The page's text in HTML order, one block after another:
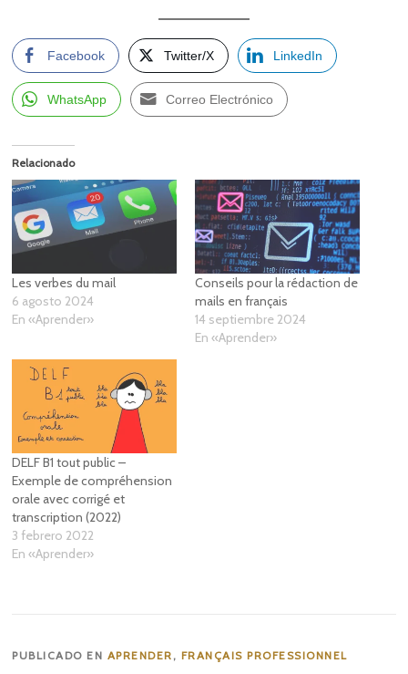
Facebook Twitter/X LinkedIn
WhatsApp Correo Electrónico
Relacionado
Les verbes du mail
6 agosto 2024
En «Aprender»
Conseils pour la rédaction de
mails en français
14 septiembre 2024
En «Aprender»
DELF B1 tout public –
Exemple de compréhension
orale avec corrigé et
transcription (2022)
3 febrero 2022
En «Aprender»
PUBLICADO EN APRENDER , FRANÇAIS PROFESSIONNEL